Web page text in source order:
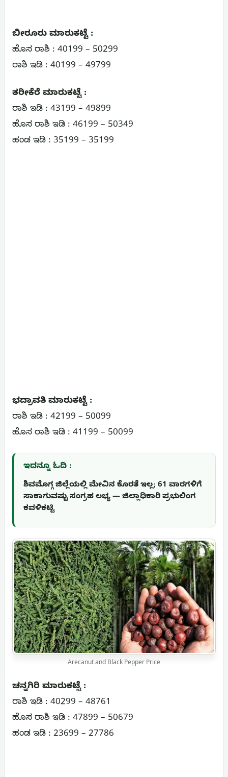
ಬೀರೂರು ಮಾರುಕಟ್ಟೆ :
ಹೊಸ ರಾಶಿ : 40199 – 50299
ರಾಶಿ ಇಡಿ : 40199 – 49799
ತರೀಕೆರೆ ಮಾರುಕಟ್ಟೆ :
ರಾಶಿ ಇಡಿ : 43199 – 49899
ಹೊಸ ರಾಶಿ ಇಡಿ : 46199 – 50349
ಹಂಡ ಇಡಿ : 35199 – 35199
ಭದ್ರಾವತಿ ಮಾರುಕಟ್ಟೆ :
ರಾಶಿ ಇಡಿ : 42199 – 50099
ಹೊಸ ರಾಶಿ ಇಡಿ : 41199 – 50099
ಇದನ್ನೂ ಓದಿ :
ಶಿವಮೊಗ್ಗ ಜಿಲ್ಲೆಯಲ್ಲಿ ಮೇವಿನ ಕೊರತೆ ಇಲ್ಲ; 61 ವಾರಗಳಿಗೆ
ಸಾಕಾಗುವಷ್ಟು ಸಂಗ್ರಹ ಲಭ್ಯ — ಜಿಲ್ಲಾಧಿಕಾರಿ ಪ್ರಭುಲಿಂಗ
ಕವಳಿಕಟ್ಟಿ
Arecanut and Black Pepper Price
ಚನ್ನಗಿರಿ ಮಾರುಕಟ್ಟೆ :
ರಾಶಿ ಇಡಿ : 40299 – 48761
ಹೊಸ ರಾಶಿ ಇಡಿ : 47899 – 50679
ಹಂಡ ಇಡಿ : 23699 – 27786